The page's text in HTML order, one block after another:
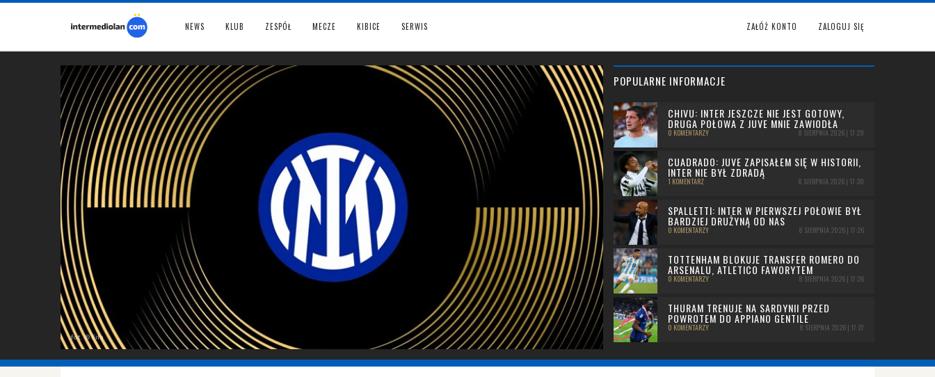
NEWS KLUB ZESPÓŁ MECZE KIBICE SERWIS ZAŁÓŻ KONTO ZALOGUJ SIĘ
fot. © Fifa
POPULARNE INFORMACJE
CHIVU: INTER JESZCZE NIE JEST GOTOWY,
DRUGA POŁOWA Z JUVE MNIE ZAWIODŁA
0 KOMENTARZY 8 SIERPNIA 2026 | 17:29
CUADRADO: JUVE ZAPISAŁEM SIĘ W HISTORII,
INTER NIE BYŁ ZDRADĄ
1 KOMENTARZ 8 SIERPNIA 2026 | 17:30
SPALLETTI: INTER W PIERWSZEJ POŁOWIE BYŁ
BARDZIEJ DRUŻYNĄ OD NAS
0 KOMENTARZY 8 SIERPNIA 2026 | 17:26
TOTTENHAM BLOKUJE TRANSFER ROMERO DO
ARSENALU, ATLETICO FAWORYTEM
0 KOMENTARZY 8 SIERPNIA 2026 | 17:26
THURAM TRENUJE NA SARDYNII PRZED
POWROTEM DO APPIANO GENTILE
0 KOMENTARZY 8 SIERPNIA 2026 | 17:27